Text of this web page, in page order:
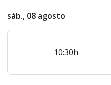
sáb., 08 agosto
10:30h